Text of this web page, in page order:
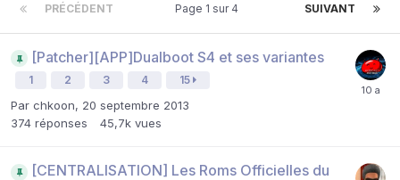
PRÉCÉDENT SUIVANT
Page 1 sur 4
[Patcher][APP]Dualboot S4 et ses variantes
1 2 3 4 15
Par chkoon, 20 septembre 2013
374 réponses 45,7k vues
[CENTRALISATION] Les Roms Officielles du